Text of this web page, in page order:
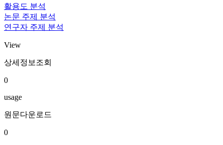
활용도 분석
논문 주제 분석
연구자 주제 분석
View
상세정보조회
0
usage
원문다운로드
0